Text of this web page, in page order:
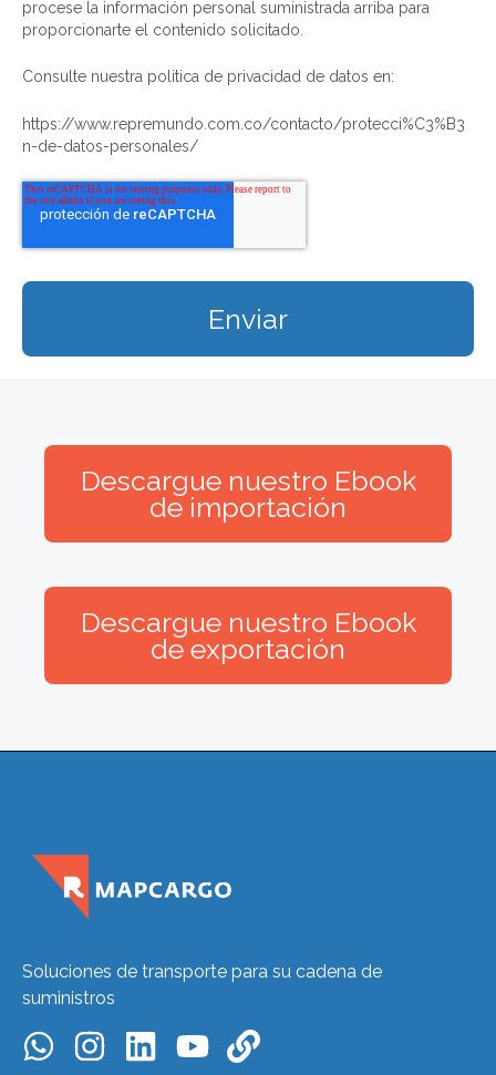
procese la información personal suministrada arriba para
proporcionarte el contenido solicitado.
Consulte nuestra politica de privacidad de datos en:
https://www.repremundo.com.co/contacto/protecci%C3%B3
n-de-datos-personales/
Descargue nuestro Ebook
de importación
Descargue nuestro Ebook
de exportación
Soluciones de transporte para su cadena de
suministros